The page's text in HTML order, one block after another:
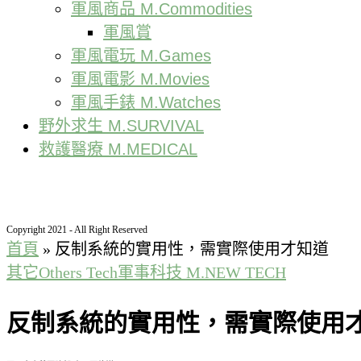
軍風商品 M.Commodities
軍風賞
軍風電玩 M.Games
軍風電影 M.Movies
軍風手錶 M.Watches
野外求生 M.SURVIVAL
救護醫療 M.MEDICAL
Copyright 2021 - All Right Reserved
首頁 » 反制系統的實用性，需實際使用才知道
其它Others Tech軍事科技 M.NEW TECH
反制系統的實用性，需實際使用